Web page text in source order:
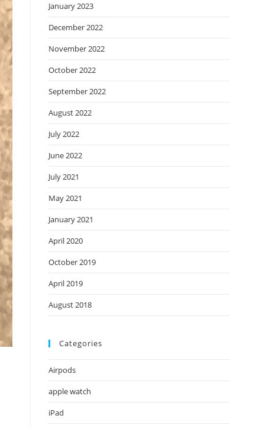
January 2023
December 2022
November 2022
October 2022
September 2022
August 2022
July 2022
June 2022
July 2021
May 2021
January 2021
April 2020
October 2019
April 2019
August 2018
Categories
Airpods
apple watch
iPad